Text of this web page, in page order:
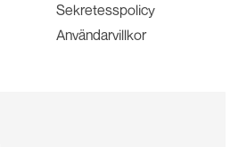
Sekretesspolicy
Användarvillkor